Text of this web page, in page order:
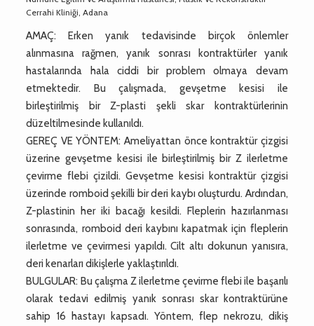
Cerrahi Kliniği, Adana
AMAÇ: Erken yanık tedavisinde birçok önlemler
alınmasına rağmen, yanık sonrası kontraktürler yanık
hastalarında hala ciddi bir problem olmaya devam
etmektedir. Bu çalışmada, gevşetme kesisi ile
birleştirilmiş bir Z-plasti şekli skar kontraktürlerinin
düzeltilmesinde kullanıldı.
GEREÇ VE YÖNTEM: Ameliyattan önce kontraktür çizgisi
üzerine gevşetme kesisi ile birleştirilmiş bir Z ilerletme
çevirme flebi çizildi. Gevşetme kesisi kontraktür çizgisi
üzerinde romboid şekilli bir deri kaybı oluşturdu. Ardından,
Z-plastinin her iki bacağı kesildi. Fleplerin hazırlanması
sonrasında, romboid deri kaybını kapatmak için fleplerin
ilerletme ve çevirmesi yapıldı. Cilt altı dokunun yanısıra,
deri kenarları dikişlerle yaklaştırıldı.
BULGULAR: Bu çalışma Z ilerletme çevirme flebi ile başarılı
olarak tedavi edilmiş yanık sonrası skar kontraktürüne
sahip 16 hastayı kapsadı. Yöntem, flep nekrozu, dikiş